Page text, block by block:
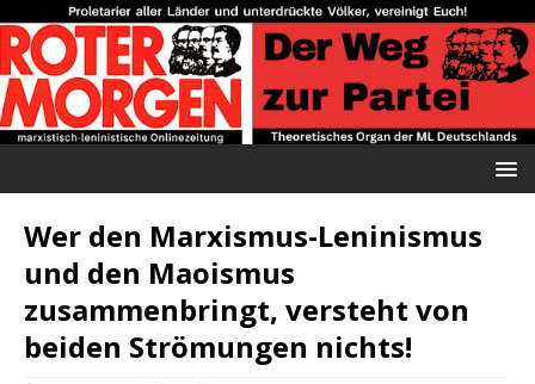
Wer den Marxismus-Leninismus
und den Maoismus
zusammenbringt, versteht von
beiden Strömungen nichts!